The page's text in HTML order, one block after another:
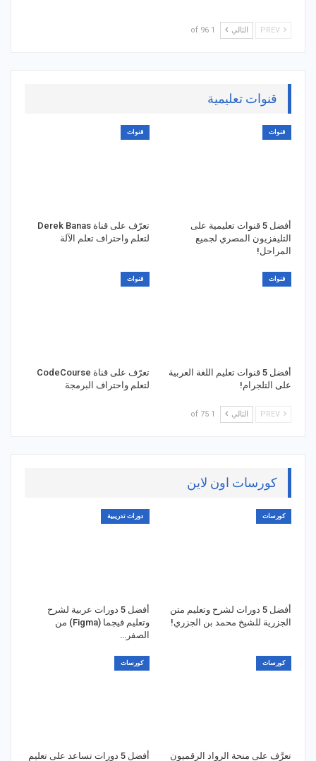
التالي 1 of 96
قنوات تعليمية
قنوات
أفضل 5 قنوات تعليمية على
التليفزيون المصري لجميع
المراحل!
قنوات
تعرّف على قناة Derek Banas
لتعلم واحتراف تعلم الآلة
قنوات
أفضل 5 قنوات تعليم اللغة العربية
على التلجرام!
قنوات
تعرّف على قناة CodeCourse
لتعلم واحتراف البرمجة
التالي 1 of 75
كورسات اون لاين
كورسات
أفضل 5 دورات لشرح وتعليم متن
الجزرية للشيخ محمد بن الجزري!
دورات تدريبية
أفضل 5 دورات عربية لشرح
وتعليم فيجما (Figma) من
الصفر…
كورسات
تعرَّف على منحة الرواد الرقميون
كورسات
أفضل 5 دورات تساعد على تعليم